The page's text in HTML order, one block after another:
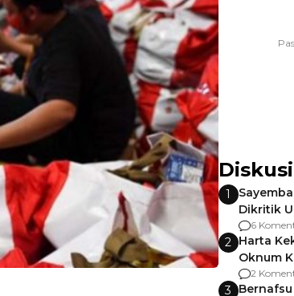
1
Dikritik
6
2 Harta
Oknum
2
3